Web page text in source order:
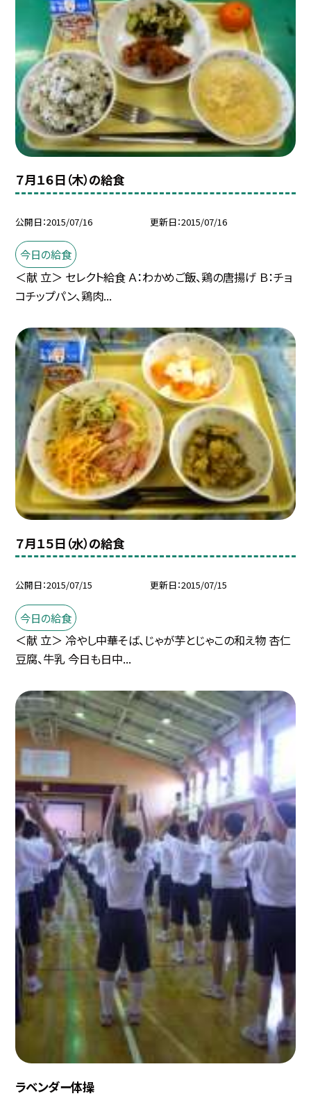
７月１６日（木）の給食
公開日 2015/07/16 更新日 2015/07/16
今日の給食
＜献 立＞ セレクト給食 Ａ：わかめご飯、鶏の唐揚げ Ｂ：チョ
コチップパン、鶏肉...
７月１５日（水）の給食
公開日 2015/07/15 更新日 2015/07/15
今日の給食
＜献 立＞ 冷やし中華そば、じゃが芋とじゃこの和え物 杏仁
豆腐、牛乳 今日も日中...
ラベンダー体操